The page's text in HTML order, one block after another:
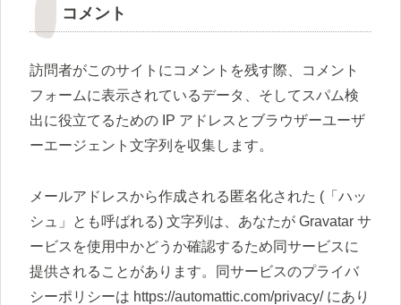
コメント
訪問者がこのサイトにコメントを残す際、コメント
フォームに表示されているデータ、そしてスパム検
出に役立てるための IP アドレスとブラウザーユーザ
ーエージェント文字列を収集します。
メールアドレスから作成される匿名化された (「ハッ
シュ」とも呼ばれる) 文字列は、あなたが Gravatar サ
ービスを使用中かどうか確認するため同サービスに
提供されることがあります。同サービスのプライバ
シーポリシーは https://automattic.com/privacy/ にあり